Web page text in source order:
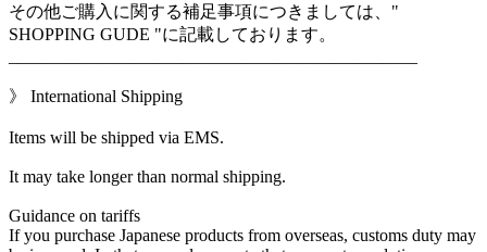
その他ご購入に関する補足事項につきましては、"
SHOPPING GUDE "に記載しております。
》 International Shipping
Items will be shipped via EMS.
It may take longer than normal shipping.
Guidance on tariffs
If you purchase Japanese products from overseas, customs duty may